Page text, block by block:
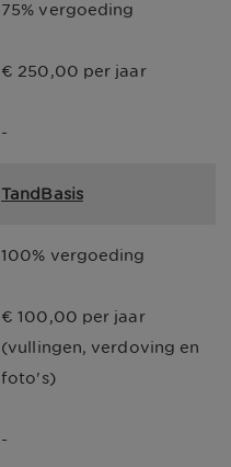
75% vergoeding
€ 250,00 per jaar
-
TandBasis
100% vergoeding
€ 100,00 per jaar
(vullingen, verdoving en
foto's)
-